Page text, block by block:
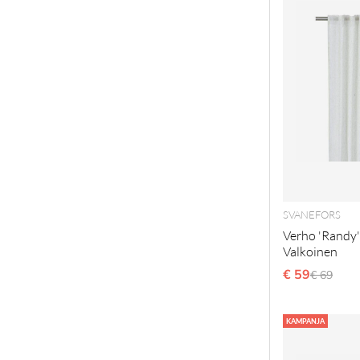
SVANEFORS
Verho
Valkoinen
€ 59€ 69
KAMPANJA